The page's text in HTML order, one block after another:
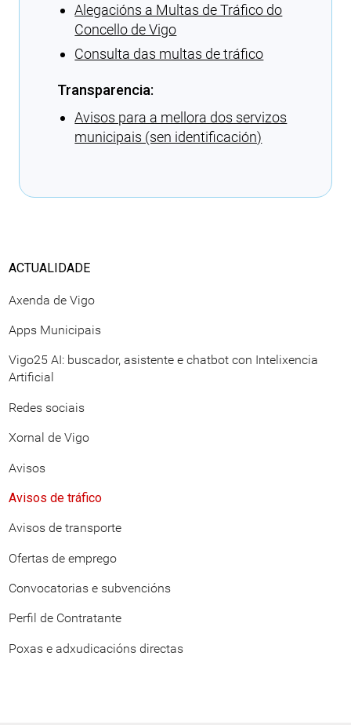
Alegacións a Multas de Tráfico do
Concello de Vigo
Consulta das multas de tráfico
Transparencia:
Avisos para a mellora dos servizos
municipais (sen identificación)
ACTUALIDADE
Axenda de Vigo
Apps Municipais
Vigo25 AI: buscador, asistente e chatbot con Intelixencia
Artificial
Redes sociais
Xornal de Vigo
Avisos
Avisos de tráfico
Avisos de transporte
Ofertas de emprego
Convocatorias e subvencións
Perfil de Contratante
Poxas e adxudicacións directas